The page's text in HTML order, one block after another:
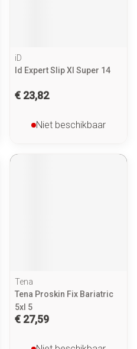
iD
Id Expert Slip Xl Super 14
€ 23,82
Niet beschikbaar
Tena
Tena Proskin Fix Bariatric
5xl 5
€ 27,59